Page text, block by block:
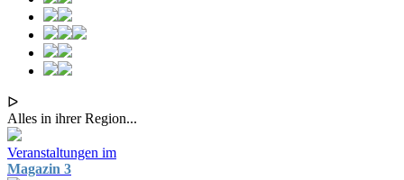
ᐅ
Alles in ihrer Region...
Veranstaltungen im
Magazin 3